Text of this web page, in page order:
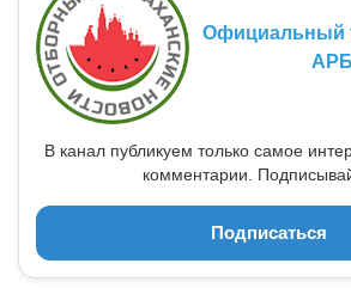
Официальный
В канал публикуем только самое
комментарии.
Подписаться